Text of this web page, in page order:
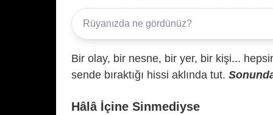
Bir olay, bir nesne, bir yer, bir kişi...
sende bıraktığı hissi aklında tut.
Hâlâ İçine Sinmediyse